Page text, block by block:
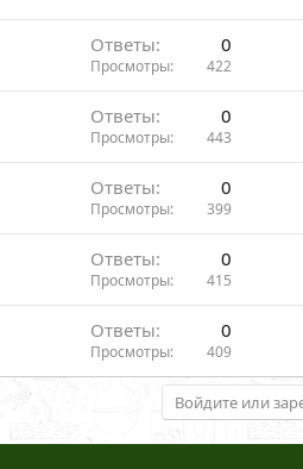
Ответы 0
Просмотры 422
Ответы 0
Просмотры 443
Ответы 0
Просмотры 399
Ответы 0
Просмотры 415
Ответы 0
Просмотры 409
Войдите или